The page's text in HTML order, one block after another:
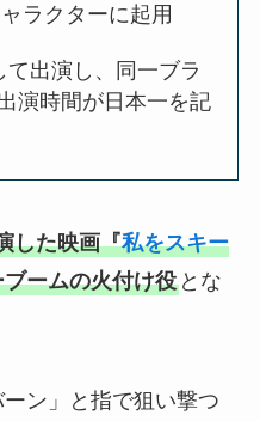
ラクターに起用
て出演し、同一ブラ
演時間が日本一を記
した映画『私をスキー
ームの火付け役とな
ン」と指で狙い撃つ